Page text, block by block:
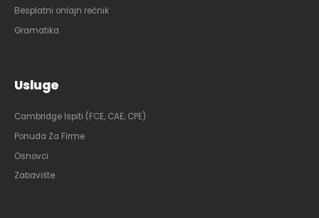
Besplatni onlajn rečnik
Gramatika
Usluge
Cambridge Ispiti (FCE, CAE, CPE)
Ponuda Za Firme
Osnovci
Zabavište